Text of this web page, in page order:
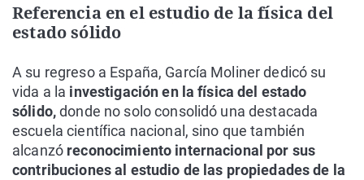
Referencia en el estudio de la física del
estado sólido
A su regreso a España, García Moliner dedicó su
vida a la investigación en la física del estado
sólido,donde no solo consolidó una destacada
escuela científica nacional, sino que también
alcanzóreconocimiento internacional por sus
contribuciones al estudio de las propiedades de la